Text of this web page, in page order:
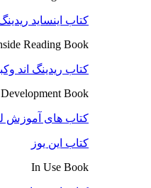
کتاب اینساید
Reading Book
کتاب ریدینگ اند
Book
کتاب های آموزش
کتاب این یوز
In Use Book